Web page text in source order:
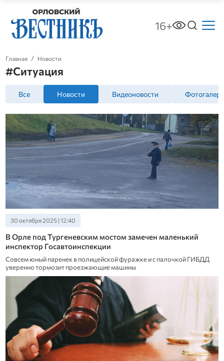
16+
Главная Новости
#Ситуация
Все Новости Видеоновости
30 октября 2025 | 12:40
В Орле под Тургеневским мостом замечен маленький
инспектор Госавтоинспекции
Совсем юный паренек в полицейской фуражке и с палочкой ГИБДД
уверенно тормозит проезжающие машины